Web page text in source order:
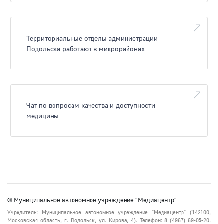
Территориальные отделы администрации
Подольска работают в микрорайонах
Чат по вопросам качества и доступности
медицины
© Муниципальное автономное учреждение "Медиацентр"
Учредитель: Муниципальное автономное учреждение "Медиацентр" (142100,
Московская область, г. Подольск, ул. Кирова, 4). Телефон: 8 (4967) 69-05-20.